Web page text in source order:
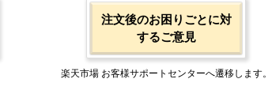
注文後のお困りごとに対
するご意見
楽天市場 お客様サポートセンターへ遷移します。